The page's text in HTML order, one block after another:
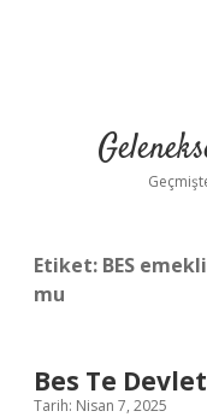
Etiket: BES
mu
Bes Te
Tarih: Nisan 7, 2025